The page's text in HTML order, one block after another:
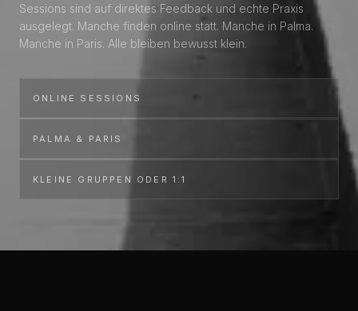
Sessions sind auf direktes Feedback und echte Praxis
ausgelegt. Manche finden online statt. Manche in Palma.
Manche in Paris. Alle bleiben bewusst klein.
ONLINE SESSIONS
PALMA & PARIS
KLEINE GRUPPEN ODER 1:1